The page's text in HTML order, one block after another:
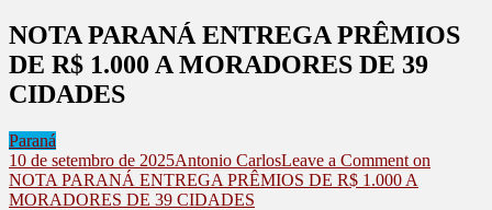
NOTA PARANÁ ENTREGA PRÊMIOS
DE R$ 1.000 A MORADORES DE 39
CIDADES
Paraná
10 de setembro de 2025Antonio CarlosLeave a Comment on
NOTA PARANÁ ENTREGA PRÊMIOS DE R$ 1.000 A
MORADORES DE 39 CIDADES